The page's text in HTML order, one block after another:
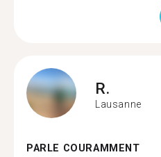
R.
Lausanne
PARLE COURAMMENT